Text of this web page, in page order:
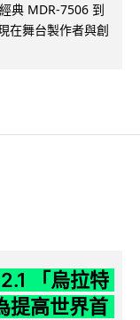
典 MDR-7506 到
在舞台製作者與創
「烏拉特
提高世界首